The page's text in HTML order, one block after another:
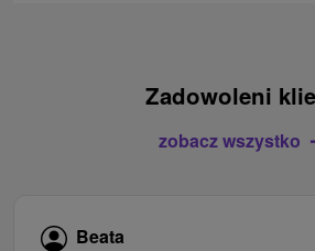
Zadowoleni
zobacz wszystko
Beata